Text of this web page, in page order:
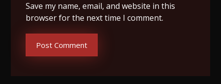
Save my name, email, and website in this
browser for the next time I comment.
Post Comment